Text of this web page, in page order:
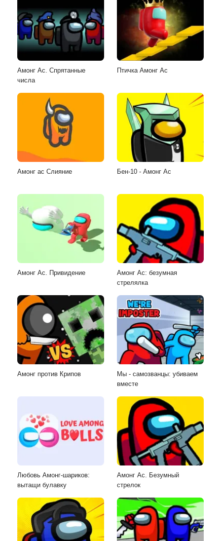
Амонг Ас. Спрятанные
числа
Птичка Амонг Ас
Амонг ас Слияние Бен-10 - Амонг Ас
Амонг Ас. Привидение
Амонг Ас: безумная
стрелялка
Амонг против Крипов
Мы - самозванцы: убиваем
вместе
Любовь Амонг-шариков:
вытащи булавку
Амонг Ас. Безумный
стрелок